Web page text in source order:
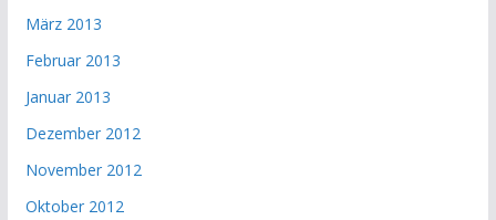
März 2013
Februar 2013
Januar 2013
Dezember 2012
November 2012
Oktober 2012